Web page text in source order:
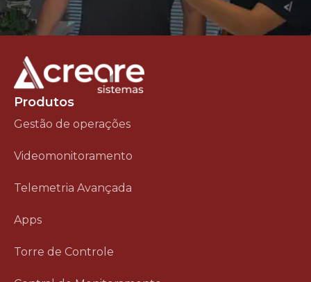
Produtos
Gestão de operações
Videomonitoramento
Telemetria Avançada
Apps
Torre de Controle